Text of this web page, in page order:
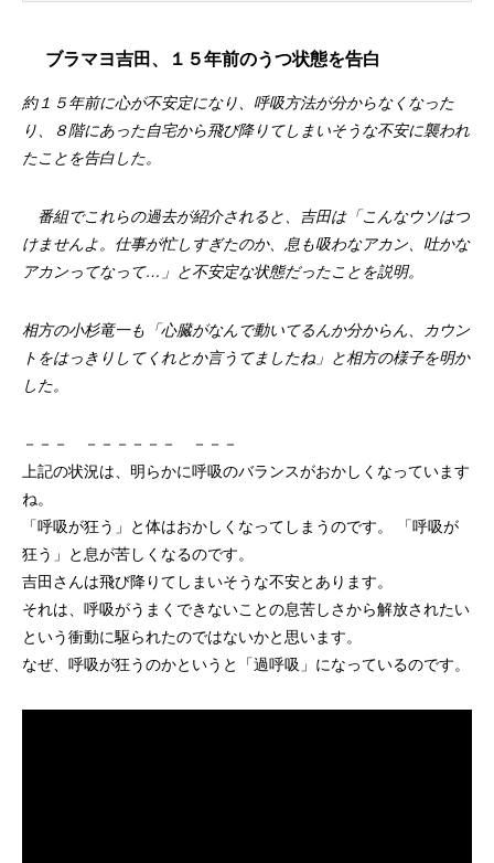
ブラマヨ吉田、１５年前のうつ状態を告白
約１５年前に心が不安定になり、呼吸方法が分からなくなった
り、８階にあった自宅から飛び降りてしまいそうな不安に襲われ
たことを告白した。
番組でこれらの過去が紹介されると、吉田は「こんなウソはつ
けませんよ。仕事が忙しすぎたのか、息も吸わなアカン、吐かな
アカンってなって…」と不安定な状態だったことを説明。
相方の小杉竜一も「心臓がなんで動いてるんか分からん、カウン
トをはっきりしてくれとか言うてましたね」と相方の様子を明か
した。
－－－ －－－－－－ －－－
上記の状況は、明らかに呼吸のバランスがおかしくなっています
ね。
「呼吸が狂う」と体はおかしくなってしまうのです。 「呼吸が
狂う」と息が苦しくなるのです。
吉田さんは飛び降りてしまいそうな不安とあります。
それは、呼吸がうまくできないことの息苦しさから解放されたい
という衝動に駆られたのではないかと思います。
なぜ、呼吸が狂うのかというと「過呼吸」になっているのです。